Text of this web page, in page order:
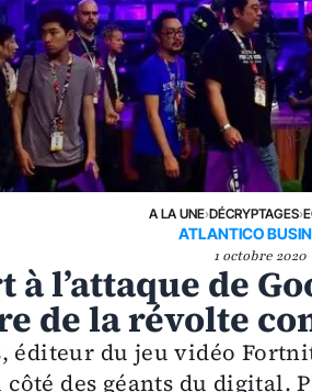
A LA UNE›DÉCRYPTAGES›
ATLANTICO
1 octobre 2020
l’attaque de
de la révolte
éditeur du jeu vidéo
côté des géants du digital.